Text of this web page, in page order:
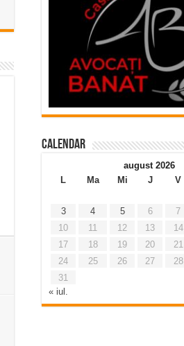
Calendar
august 2026
L
Ma Mi J V
3
4 5 6 7
10
11 12 13 14
17
18 19 20 21
24
25 26 27 28
31
« iul.